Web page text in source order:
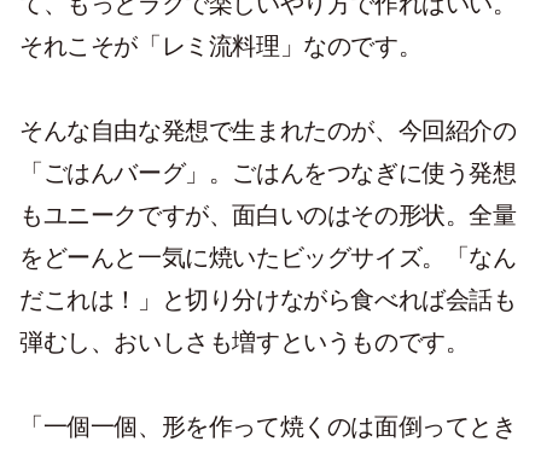
それこそが「レミ流料理」なのです。
そんな自由な発想で生まれたのが、今回紹介の
「ごはんバーグ」。ごはんをつなぎに使う発想
もユニークですが、面白いのはその形状。全量
をどーんと一気に焼いたビッグサイズ。「なん
だこれは！」と切り分けながら食べれば会話も
弾むし、おいしさも増すというものです。
「一個一個、形を作って焼くのは面倒ってとき